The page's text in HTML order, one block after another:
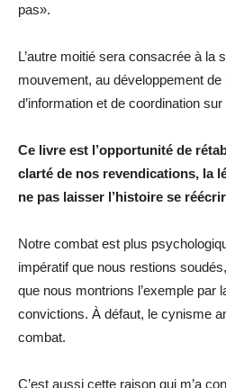
pas».
L’autre moitié sera consacrée à la
mouvement, au développement
d’information et de coordination
Ce livre est l’opportunité de
clarté de nos revendications, la
ne pas laisser l’histoire se
Notre combat est plus
impératif que nous restions
que nous montrions l’exemple par
convictions. À défaut, le cynisme
combat.
C’est aussi cette raison qui m’a